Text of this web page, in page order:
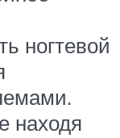
ногтевой
находя